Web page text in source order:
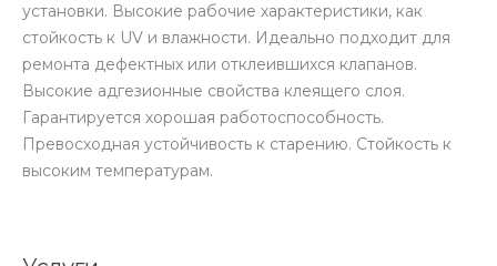
установки. Высокие рабочие характеристики, как
стойкость к UV и влажности. Идеально подходит для
ремонта дефектных или отклеившихся клапанов.
Высокие адгезионные свойства клеящего слоя.
Гарантируется хорошая работоспособность.
Превосходная устойчивость к старению. Стойкость к
высоким температурам.